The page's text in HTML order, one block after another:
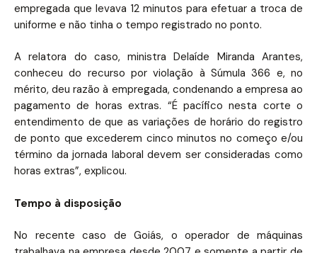
empregada que levava 12 minutos para efetuar a troca de
uniforme e não tinha o tempo registrado no ponto.
A relatora do caso, ministra Delaíde Miranda Arantes,
conheceu do recurso por violação à Súmula 366 e, no
mérito, deu razão à empregada, condenando a empresa ao
pagamento de horas extras. “É pacífico nesta corte o
entendimento de que as variações de horário do registro
de ponto que excederem cinco minutos no começo e/ou
término da jornada laboral devem ser consideradas como
horas extras”, explicou.
Tempo à disposição
No recente caso de Goiás, o operador de máquinas